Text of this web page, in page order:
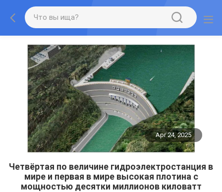
Apr 24, 2025
Четвёртая по величине гидроэлектростанция в
мире и первая в мире высокая плотина с
мощностью десятки миллионов киловатт